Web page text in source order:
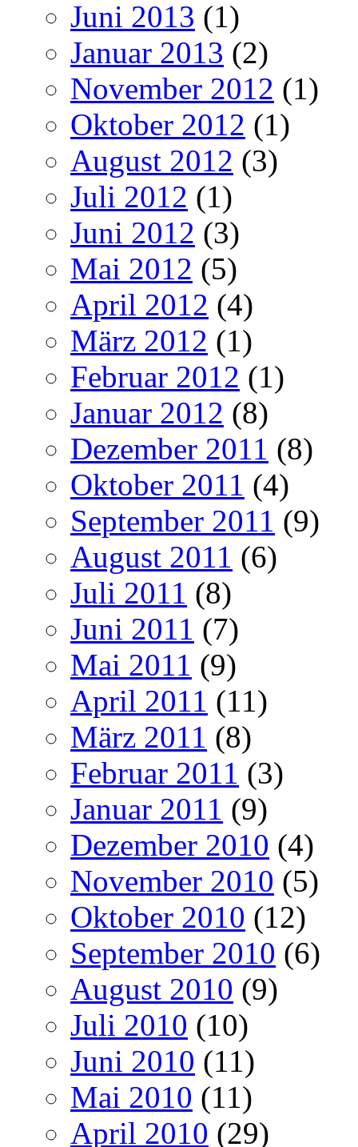
Juni 2013 (1)
Januar 2013 (2)
November 2012 (1)
Oktober 2012 (1)
August 2012 (3)
Juli 2012 (1)
Juni 2012 (3)
Mai 2012 (5)
April 2012 (4)
März 2012 (1)
Februar 2012 (1)
Januar 2012 (8)
Dezember 2011 (8)
Oktober 2011 (4)
September 2011 (9)
August 2011 (6)
Juli 2011 (8)
Juni 2011 (7)
Mai 2011 (9)
April 2011 (11)
März 2011 (8)
Februar 2011 (3)
Januar 2011 (9)
Dezember 2010 (4)
November 2010 (5)
Oktober 2010 (12)
September 2010 (6)
August 2010 (9)
Juli 2010 (10)
Juni 2010 (11)
Mai 2010 (11)
April 2010 (29)